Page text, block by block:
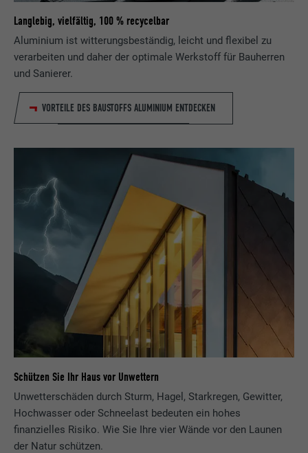
Langlebig, vielfältig, 100 % recycelbar
Aluminium ist witterungsbeständig, leicht und flexibel zu
verarbeiten und daher der optimale Werkstoff für Bauherren
und Sanierer.
VORTEILE DES BAUSTOFFS ALUMINIUM ENTDECKEN
Schützen Sie Ihr Haus vor Unwettern
Unwetterschäden durch Sturm, Hagel, Starkregen, Gewitter,
Hochwasser oder Schneelast bedeuten ein hohes
finanzielles Risiko. Wie Sie Ihre vier Wände vor den Launen
der Natur schützen.